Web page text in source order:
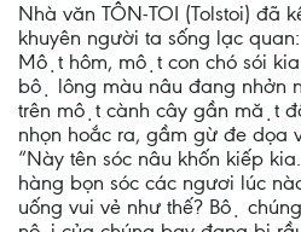
Nhà văn TÔN-TOI (Tolstoi)
khuyên người ta sống lạc quan:
Một hôm, một con chó sói
bộ lông màu nâu đang nhởn
trên một cành cây gần mặt
nhọn hoắc ra, gầm gừ đe dọa
“Này tên sóc nâu khốn kiếp
hàng bọn sóc các ngươi lúc
uống vui vẻ như thế? Bộ